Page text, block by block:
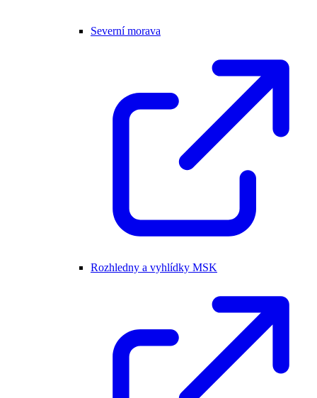
Severní morava
Rozhledny a vyhlídky MSK